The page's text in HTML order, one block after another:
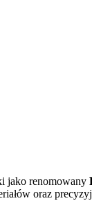
jako renomowany
oraz